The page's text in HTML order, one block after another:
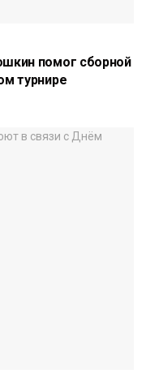
помог сборной
турнире